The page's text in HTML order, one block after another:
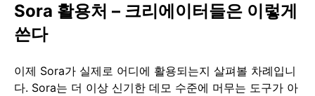
Sora 활용처 – 크리에이터들은 이렇게
쓴다
이제 Sora가 실제로 어디에 활용되는지 살펴볼 차례입니
다. Sora는 더 이상 신기한 데모 수준에 머무는 도구가 아